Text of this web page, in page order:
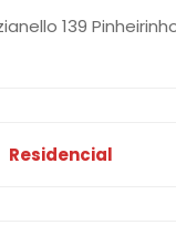
139
Residencial